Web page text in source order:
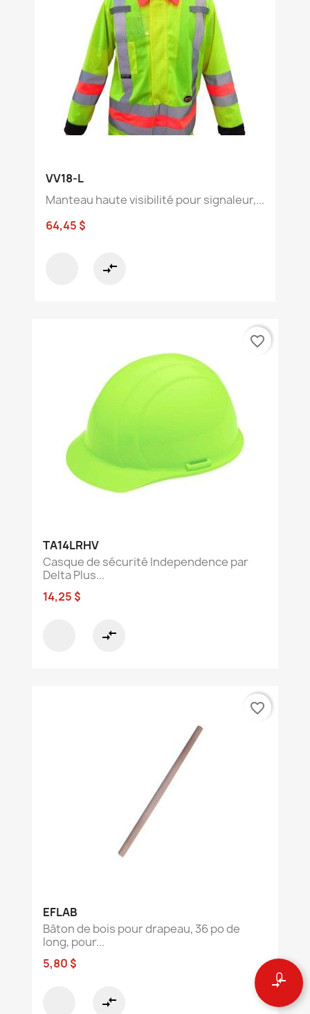
0
compare_arrows
VV18-L
Manteau haute visibilité pour signaleur,...
64,45 $
compare_arrows
TA14LRHV
Casque de sécurité Independence par
Delta Plus...
14,25 $
compare_arrows
favorite_border
EFLAB
Bâton de bois pour drapeau, 36 po de
long, pour...
5,80 $
compare_arrows
favorite_border